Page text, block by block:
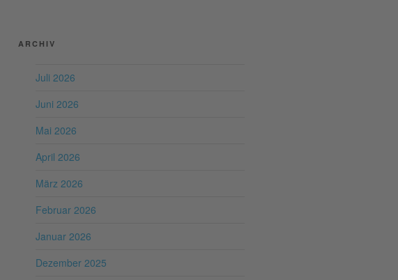
ARCHIV
Juli 2026
Juni 2026
Mai 2026
April 2026
März 2026
Februar 2026
Januar 2026
Dezember 2025